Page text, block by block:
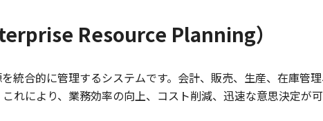
Resource Planning）
統合的に管理するシステムです。会計、販売、生産、在庫管
れにより、業務効率の向上、コスト削減、迅速な意思決定が可